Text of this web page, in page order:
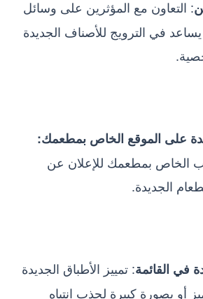
: التعاون مع المؤثرين على وسائل
في الترويج للأصناف الجديدة
على الموقع الخاص بمطعمك:
الخاص بمطعمك للإعلان عن
الجديدة.
في القائمة: تمييز الأطباق الجديدة
أو بصورة كبيرة لجذب انتباه